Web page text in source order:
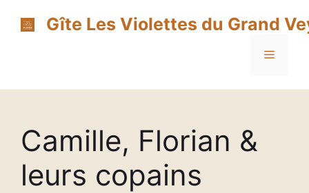
Gîte Les Violettes du Grand
Menu
Camille, Florian &
leurs copains